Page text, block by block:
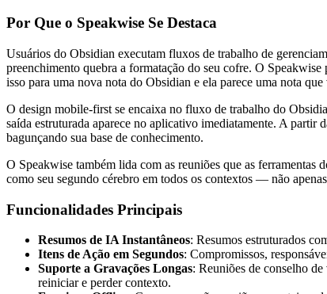
Por Que o Speakwise Se Destaca
Usuários do Obsidian executam fluxos de trabalho de
preenchimento quebra a formatação do seu cofre. O
isso para uma nova nota do Obsidian e ela parece uma nota
O design mobile-first se encaixa no fluxo de trabalho do
saída estruturada aparece no aplicativo imediatamente. A partir
bagunçando sua base de conhecimento.
O Speakwise também lida com as reuniões que as ferramentas
como seu segundo cérebro em todos os contextos — não
Funcionalidades Principais
Resumos de IA Instantâneos: Resumos estruturados
Itens de Ação em Segundos: Compromissos,
Suporte a Gravações Longas: Reuniões de conselho
reiniciar e perder contexto.